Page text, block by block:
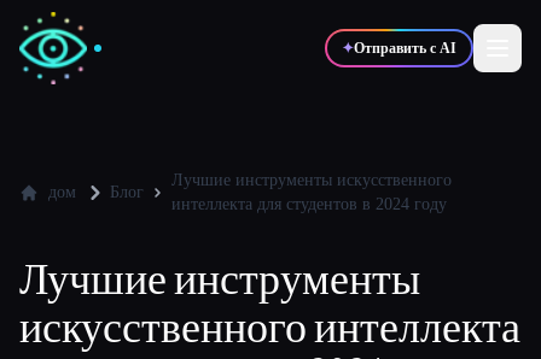
✦Отправить с AI
🎨Дизайнеры
💻
🎓Студенты 🎬Креаторы
дом Блог
Лучшие инструменты искусственного
интеллекта для студентов в 2024 году
Лучшие инструменты
искусственного интеллекта